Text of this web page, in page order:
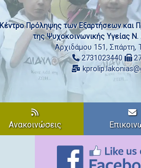
Κέντρο Πρόληψης των Εξαρτήσεων και
της Ψυχοκοινωνικής Υγείας
Αρχιδάμου 151, Σπάρτη,
2731023440
Ανακοινώσεις